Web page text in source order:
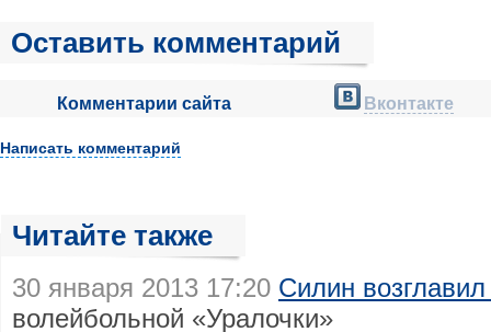
Оставить комментарий
Комментарии сайта Вконтакте
Написать комментарий
Читайте также
30 января 2013 17:20 Силин
волейбольной «Уралочки»